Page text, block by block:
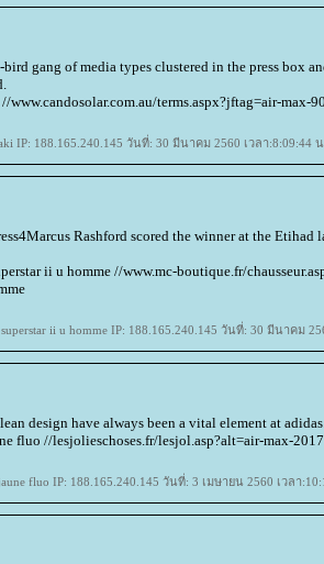
bird gang of media types clustered in the press box
www.candosolar.com.au/terms.aspx?jftag=air-max-
IP: 188.165.240.145 วันที่: 30 มีนาคม 2560 เวลา:8:09:44
Rashford scored the winner at the Etihad
ii u homme //www.mc-boutique.fr/
ii u homme IP: 188.165.240.145 วันที่: 30 มีนาคม
design have always been a vital element at
fluo //lesjolieschoses.fr/lesjol.asp?alt=air-max-
fluo IP: 188.165.240.145 วันที่: 3 เมษายน 2560 เวลา